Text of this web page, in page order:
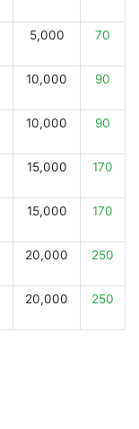
5,000 70
10,000 90
10,000 90
15,000 170
15,000 170
20,000 250
20,000 250